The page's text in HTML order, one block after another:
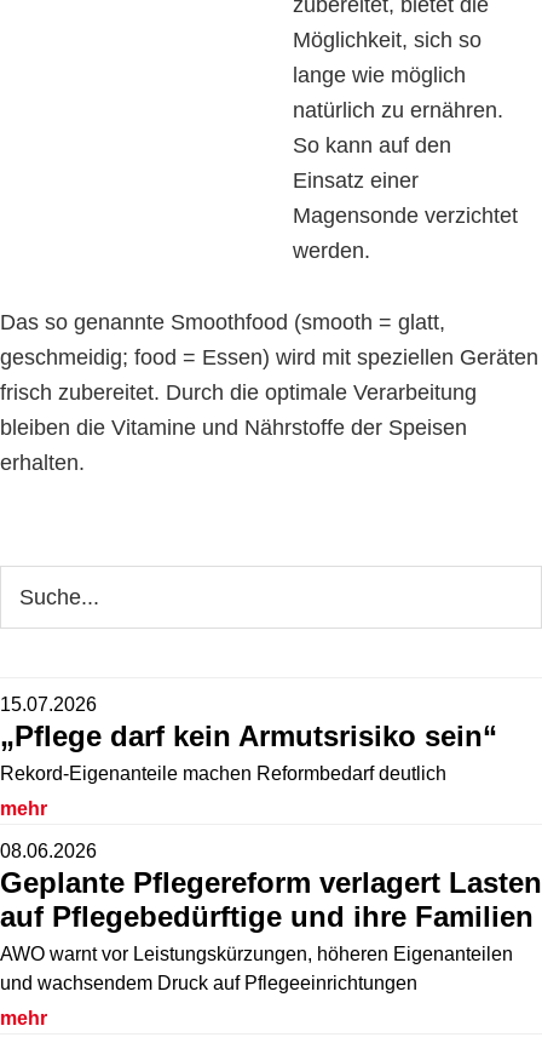
zubereitet, bietet die
Möglichkeit, sich so
lange wie möglich
natürlich zu ernähren.
So kann auf den
Einsatz einer
Magensonde verzichtet
werden.
Das so genannte Smoothfood (smooth = glatt,
geschmeidig; food = Essen) wird mit speziellen Geräten
frisch zubereitet. Durch die optimale Verarbeitung
bleiben die Vitamine und Nährstoffe der Speisen
erhalten.
Seitenspalte
durchsuchen
15.07.2026
„Pflege darf kein Armutsrisiko sein“
Rekord-Eigenanteile machen Reformbedarf deutlich
mehr
08.06.2026
Geplante Pflegereform verlagert Lasten
auf Pflegebedürftige und ihre Familien
AWO warnt vor Leistungskürzungen, höheren Eigenanteilen
und wachsendem Druck auf Pflegeeinrichtungen
mehr